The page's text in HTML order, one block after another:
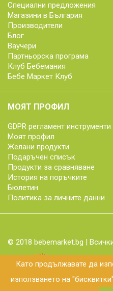
Като продължавате да
използването на
Специални предложения
Магазини в България
Производители
Блог
Ваучери
Партньорска програма
Клуб Бебемания
Бебе Маркет Клуб
МОЯТ ПРОФИЛ
GDPR регламент инструменти
Моят профил
Желани продукти
Подаръчен списък
Продукти за сравняване
История на поръчките
Бюлетин
Политика за личните данни
© 2018 bebemarket.bg |